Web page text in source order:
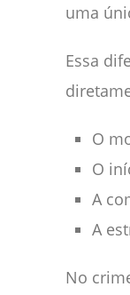
uma
Essa
O
O
A
A
No